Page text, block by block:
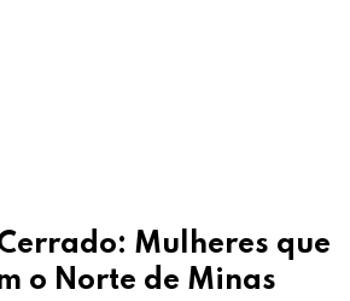
Mulheres que
o Norte de Minas